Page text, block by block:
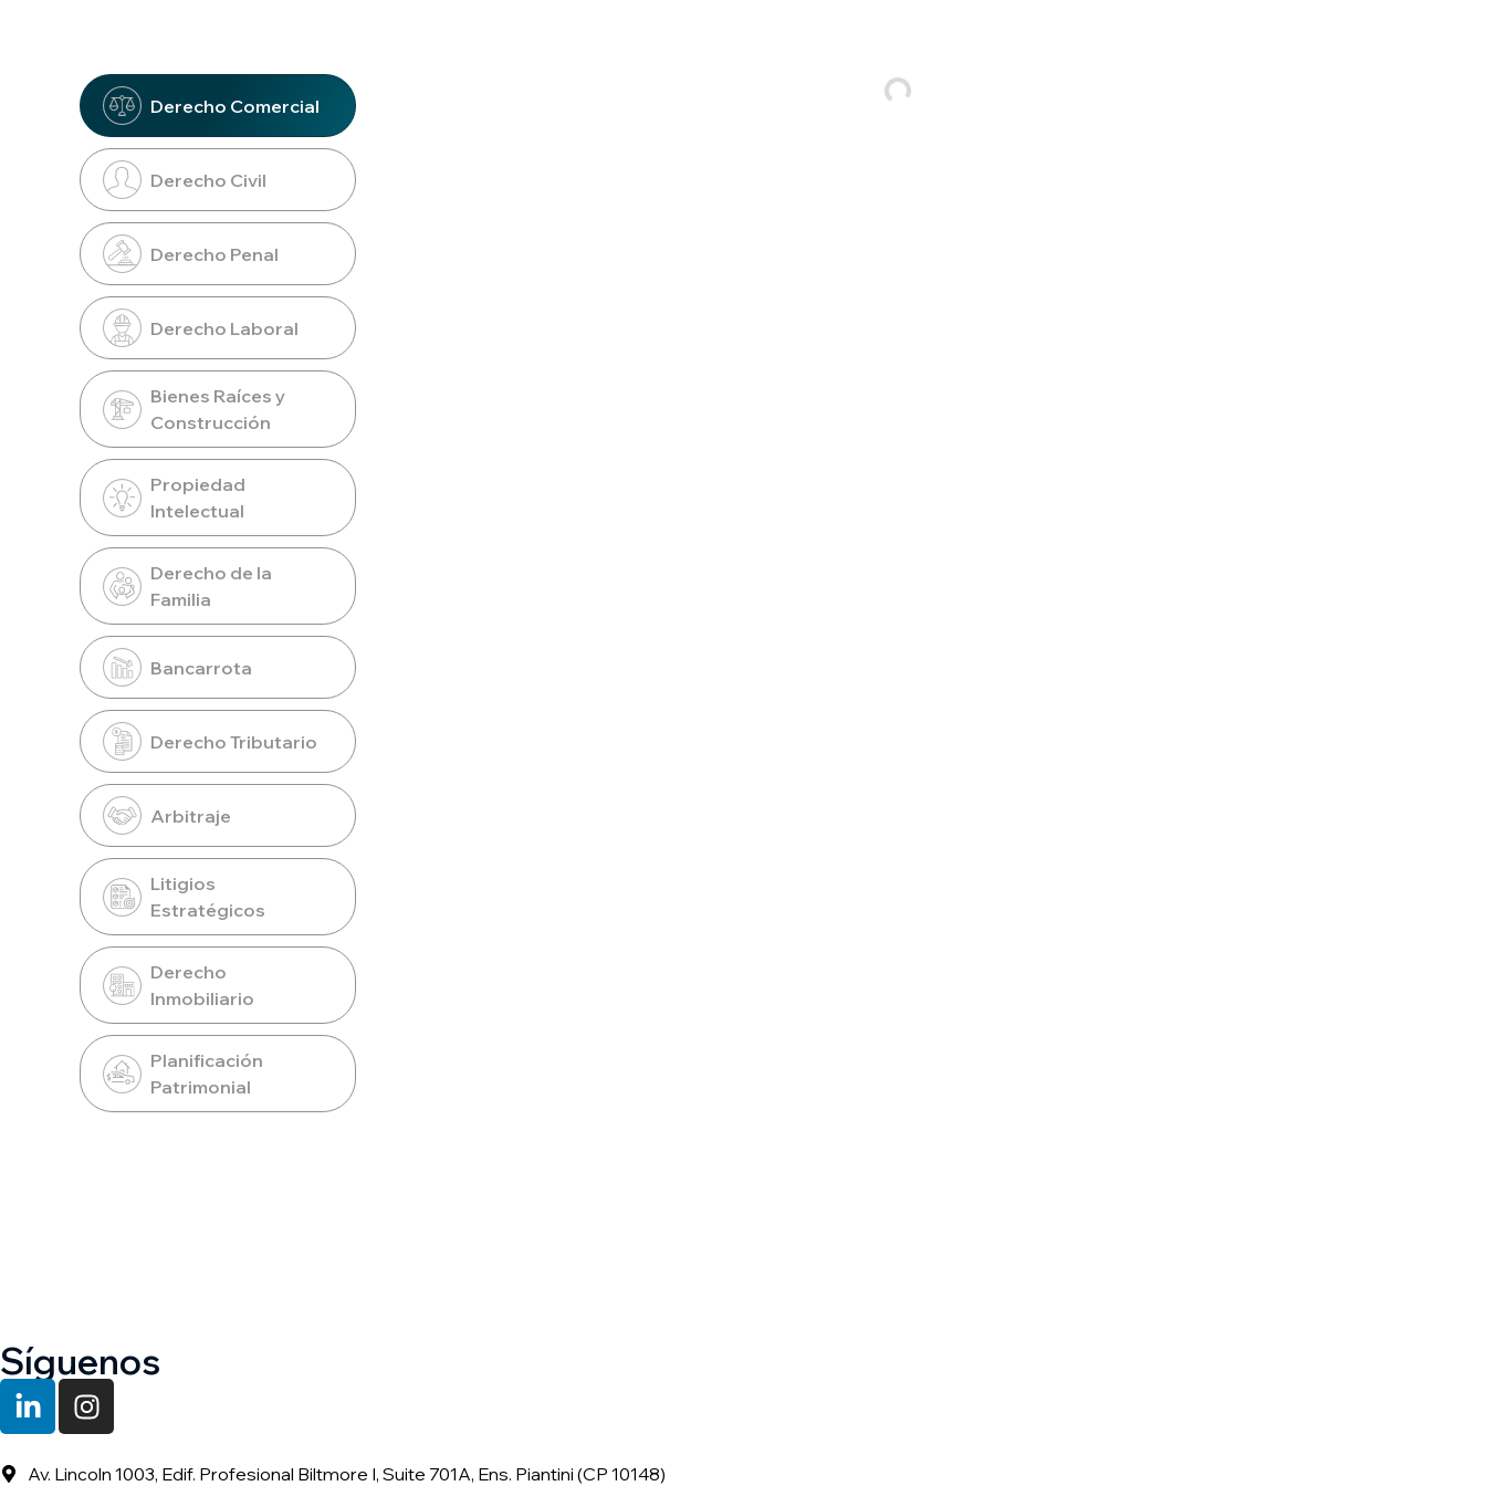
Derecho Comercial
Derecho Civil
Derecho Penal
Derecho Laboral
Bienes Raíces y
Construcción
Propiedad
Intelectual
Derecho de la
Familia
Bancarrota
Derecho Tributario
Arbitraje
Litigios
Estratégicos
Derecho
Inmobiliario
Planificación
Patrimonial
Síguenos
Av. Lincoln 1003, Edif. Profesional Biltmore I, Suite 701A, Ens. Piantini (CP 10148)